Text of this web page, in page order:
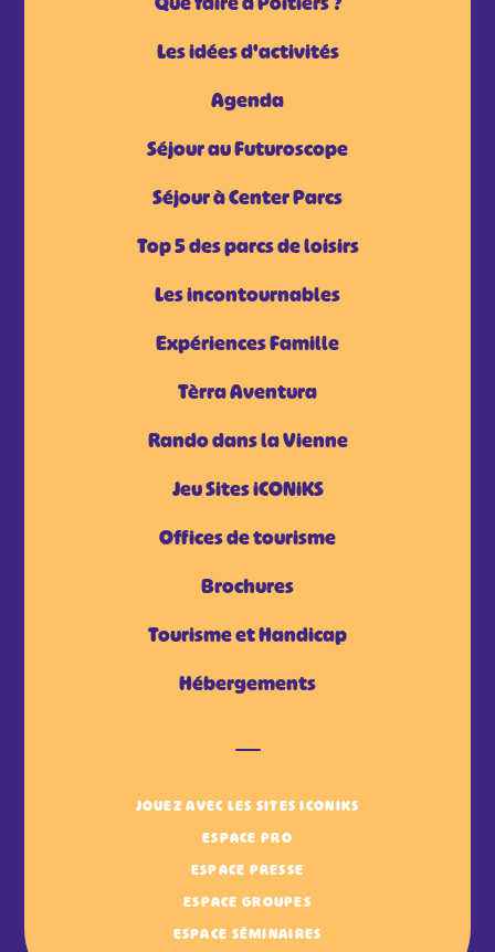
Les idées d'activités
Agenda
Séjour au Futuroscope
Séjour à Center Parcs
Top 5 des parcs de loisirs
Les incontournables
Expériences Famille
Tèrra Aventura
Rando dans la Vienne
Jeu Sites iCONiKS
Offices de tourisme
Brochures
Tourisme et Handicap
Hébergements
JOUEZ AVEC LES SITES ICONIKS
ESPACE PRO
ESPACE PRESSE
ESPACE GROUPES
ESPACE SÉMINAIRES